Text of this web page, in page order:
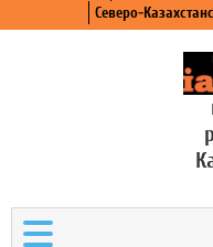
Северо-